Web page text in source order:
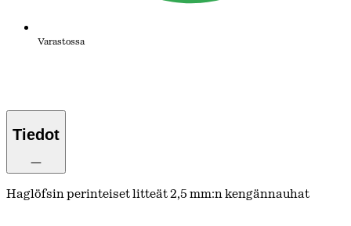
Varastossa
Tiedot
Haglöfsin perinteiset litteät 2,5 mm:n kengännauhat